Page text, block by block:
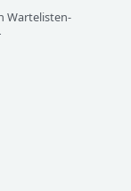
Wartelisten-